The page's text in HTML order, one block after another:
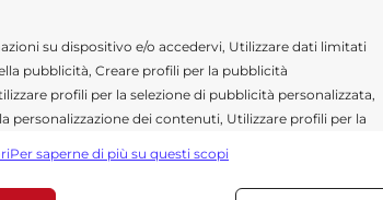
su dispositivo e/o accedervi, Utilizzare dati limitati
pubblicità, Creare profili per la pubblicità
profili per la selezione di pubblicità personalizzata,
personalizzazione dei contenuti, Utilizzare profili per la
per la selezione dei contenuti.
Per saperne di più su questi scopi
lavorano per offrire notizie,
alla Sicilia, all’attualità, alla politica,
dinamico e indipendente che